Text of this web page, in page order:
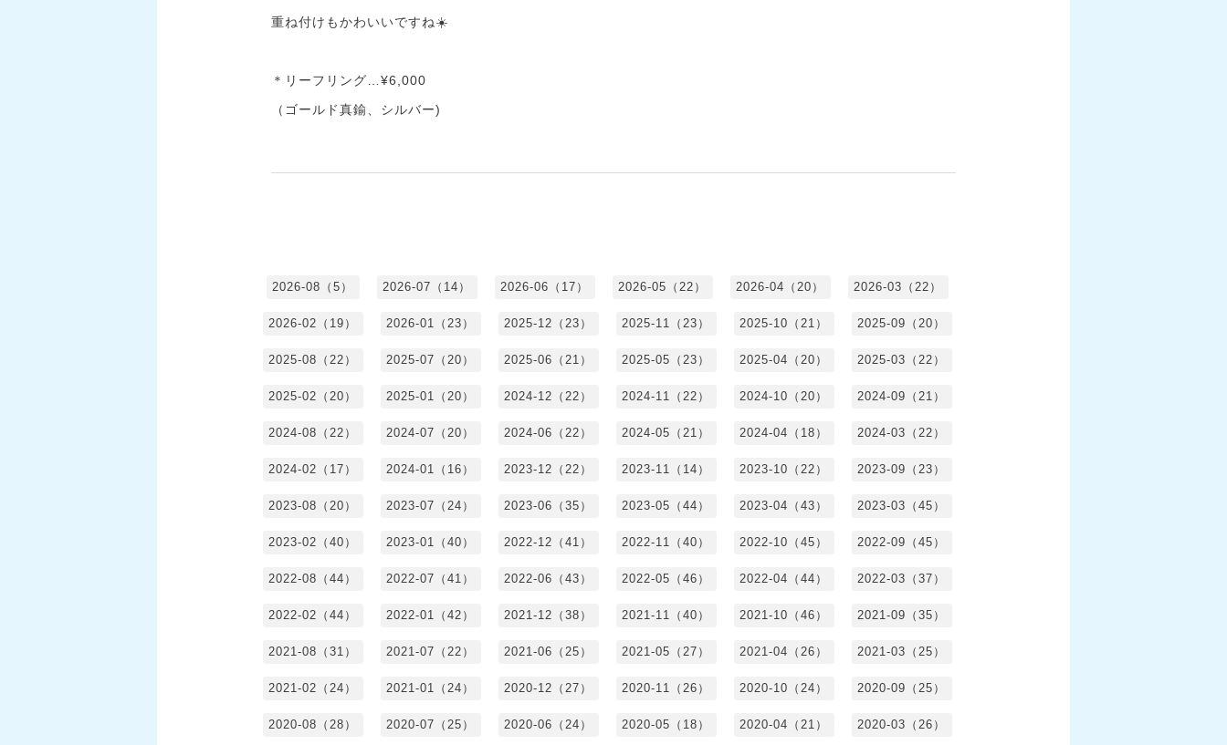
重ね付けもかわいいですね☀️
＊リーフリング…¥6,000
（ゴールド真鍮、シルバー)
2026-08（5） 2026-07（14） 2026-06（17） 2026-05（22） 2026-04（20） 2026-03（22）
2026-02（19） 2026-01（23） 2025-12（23） 2025-11（23） 2025-10（21） 2025-09（20）
2025-08（22） 2025-07（20） 2025-06（21） 2025-05（23） 2025-04（20） 2025-03（22）
2025-02（20） 2025-01（20） 2024-12（22） 2024-11（22） 2024-10（20） 2024-09（21）
2024-08（22） 2024-07（20） 2024-06（22） 2024-05（21） 2024-04（18） 2024-03（22）
2024-02（17） 2024-01（16） 2023-12（22） 2023-11（14） 2023-10（22） 2023-09（23）
2023-08（20） 2023-07（24） 2023-06（35） 2023-05（44） 2023-04（43） 2023-03（45）
2023-02（40） 2023-01（40） 2022-12（41） 2022-11（40） 2022-10（45） 2022-09（45）
2022-08（44） 2022-07（41） 2022-06（43） 2022-05（46） 2022-04（44） 2022-03（37）
2022-02（44） 2022-01（42） 2021-12（38） 2021-11（40） 2021-10（46） 2021-09（35）
2021-08（31） 2021-07（22） 2021-06（25） 2021-05（27） 2021-04（26） 2021-03（25）
2021-02（24） 2021-01（24） 2020-12（27） 2020-11（26） 2020-10（24） 2020-09（25）
2020-08（28） 2020-07（25） 2020-06（24） 2020-05（18） 2020-04（21） 2020-03（26）